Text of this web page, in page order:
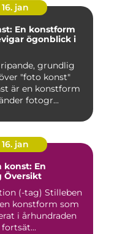
16. jan
En konstform
ögonblick i
grundlig
"foto konst"
är en konstform
fotogr...
16. jan
konst: En
Översikt
tag) Stilleben
konstform som
i århundraden